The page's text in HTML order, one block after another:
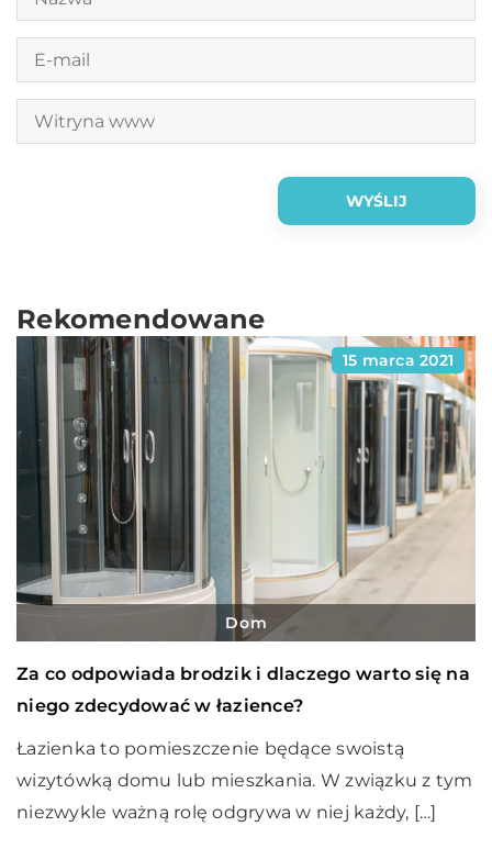
Rekomendowane
15 marca 2021
Dom
Za co odpowiada brodzik i dlaczego warto się na
niego zdecydować w łazience?
Łazienka to pomieszczenie będące swoistą
wizytówką domu lub mieszkania. W związku z tym
niezwykle ważną rolę odgrywa w niej każdy, […]